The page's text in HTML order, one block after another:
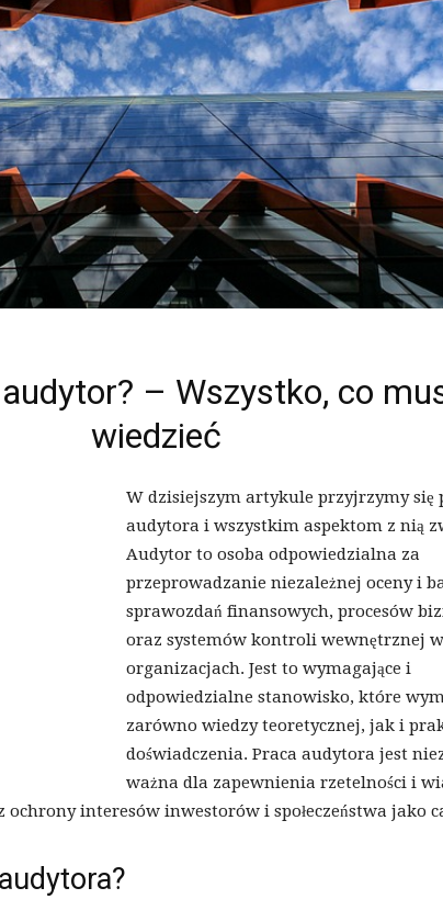
– Wszystko, co
wiedzieć
W dzisiejszym artykule przyjrzymy się
audytora i wszystkim aspektom z nią
Audytor to osoba odpowiedzialna za
przeprowadzanie niezależnej oceny i
sprawozdań finansowych, procesów
oraz systemów kontroli wewnętrznej w
organizacjach. Jest to wymagające i
odpowiedzialne stanowisko, które
zarówno wiedzy teoretycznej, jak i
doświadczenia. Praca audytora jest
ważna dla zapewnienia rzetelności i
interesów inwestorów i społeczeństwa jako